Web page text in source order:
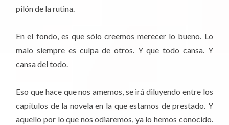
pilón de la rutina.
En el fondo, es que sólo creemos merecer lo bueno. Lo
malo siempre es culpa de otros. Y que todo cansa. Y
cansa del todo.
Eso que hace que nos amemos, se irá diluyendo entre los
capítulos de la novela en la que estamos de prestado. Y
aquello por lo que nos odiaremos, ya lo hemos conocido.